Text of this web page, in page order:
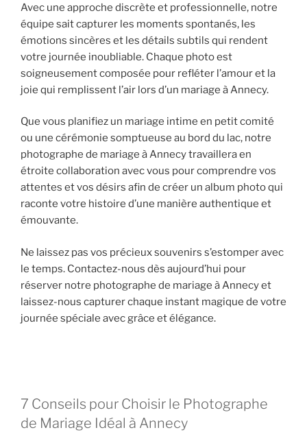
Avec une approche discrète et professionnelle, notre
équipe sait capturer les moments spontanés, les
émotions sincères et les détails subtils qui rendent
votre journée inoubliable. Chaque photo est
soigneusement composée pour refléter l’amour et la
joie qui remplissent l’air lors d’un mariage à Annecy.
Que vous planifiez un mariage intime en petit comité
ou une cérémonie somptueuse au bord du lac, notre
photographe de mariage à Annecy travaillera en
étroite collaboration avec vous pour comprendre vos
attentes et vos désirs afin de créer un album photo qui
raconte votre histoire d’une manière authentique et
émouvante.
Ne laissez pas vos précieux souvenirs s’estomper avec
le temps. Contactez-nous dès aujourd’hui pour
réserver notre photographe de mariage à Annecy et
laissez-nous capturer chaque instant magique de votre
journée spéciale avec grâce et élégance.
7 Conseils pour Choisir le Photographe
de Mariage Idéal à Annecy